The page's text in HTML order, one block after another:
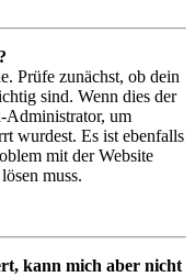
Prüfe zunächst, ob dein
sind. Wenn dies der
Administrator, um
wurdest. Es ist ebenfalls
mit der Website
muss.
kann mich aber nicht